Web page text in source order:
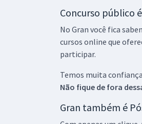
Concurso público
No Gran você fica
cursos online que
participar.
Temos muita
Não fique de fora
Gran também é